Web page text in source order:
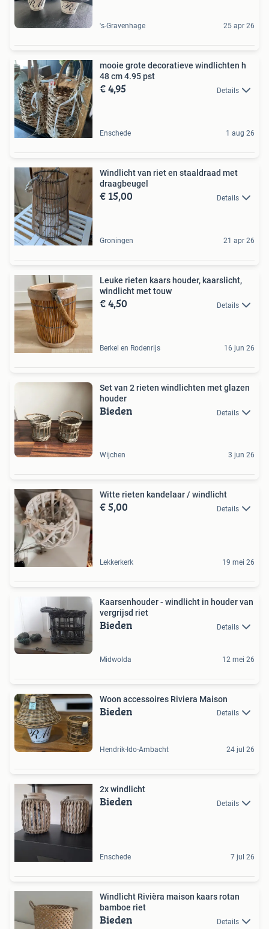
's-Gravenhage 25 apr 26
mooie grote decoratieve windlichten h
48 cm 4.95 pst
€ 4,95 Details
Enschede 1 aug 26
Windlicht van riet en staaldraad met
draagbeugel
€ 15,00 Details
Groningen 21 apr 26
Leuke rieten kaars houder, kaarslicht,
windlicht met touw
€ 4,50 Details
Berkel en Rodenrijs 16 jun 26
Set van 2 rieten windlichten met glazen
houder
Bieden Details
Wijchen 3 jun 26
Witte rieten kandelaar / windlicht
€ 5,00 Details
Lekkerkerk 19 mei 26
Kaarsenhouder - windlicht in houder van
vergrijsd riet
Bieden Details
Midwolda 12 mei 26
Woon accessoires Riviera Maison
Bieden Details
Hendrik-Ido-Ambacht 24 jul 26
2x windlicht
Bieden Details
Enschede 7 jul 26
Windlicht Rivièra maison kaars rotan
bamboe riet
Bieden Details